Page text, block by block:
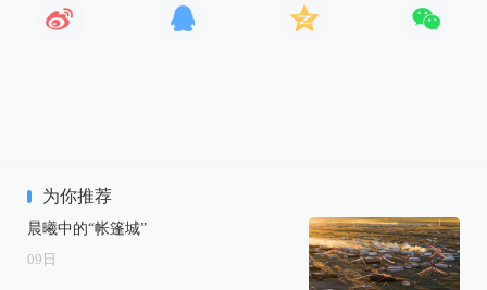
为你推荐
晨曦中的“帐篷城”
09 日